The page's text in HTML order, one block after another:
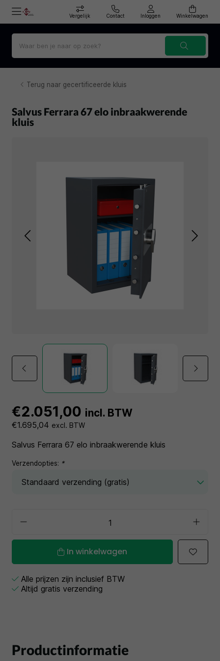
Vergelijk Contact Inloggen Winkelwagen
Terug naar gecertificeerde kluis
Salvus Ferrara 67 elo inbraakwerende
kluis
€2.051,00 incl. BTW
€1.695,04 excl. BTW
Salvus Ferrara 67 elo inbraakwerende kluis
Verzendopties: *
In winkelwagen
Alle prijzen zijn inclusief BTW
Altijd gratis verzending
Productinformatie